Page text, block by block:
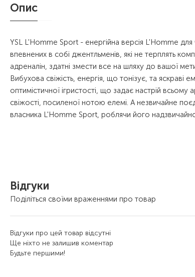
Опис
YSL L'Homme Sport - енергійна версія L'Homme для
впевнених в собі джентльменів, які не терплять
адреналін, здатні змести все на шляху до вашої
Вибухова свіжість, енергія, що тонізує, та
оптимістичної ігристості, що задає настрій
свіжості, посиленої нотою елемі. А незвичайне
власника L'Homme Sport, роблячи його
Відгуки
Поділіться своїми враженнями про товар
Відгуки про цей товар відсутні
Ще ніхто не залишив коментар
Будьте першими!